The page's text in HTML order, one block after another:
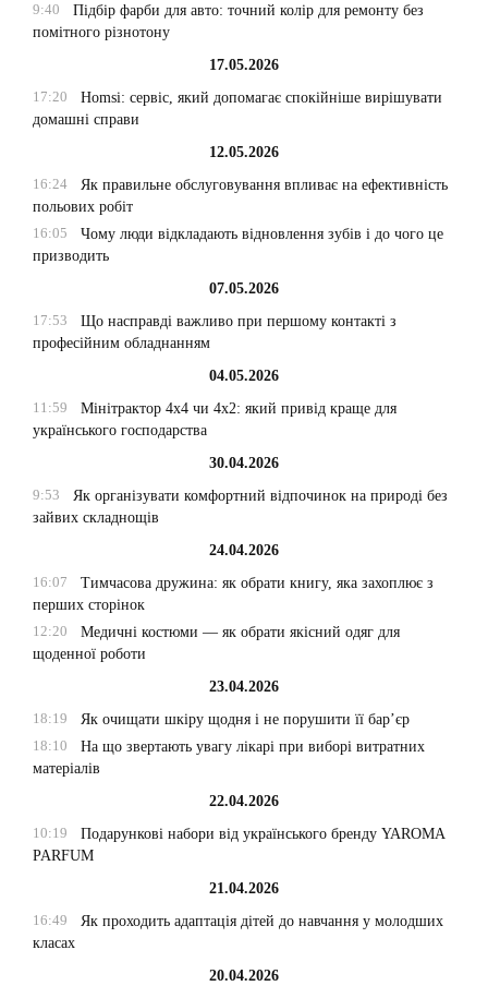
9:40
Підбір фарби для авто: точний колір для ремонту без
помітного різнотону
17.05.2026
17:20
Homsi: сервіс, який допомагає спокійніше вирішувати
домашні справи
12.05.2026
16:24
Як правильне обслуговування впливає на ефективність
польових робіт
16:05
Чому люди відкладають відновлення зубів і до чого це
призводить
07.05.2026
17:53
Що насправді важливо при першому контакті з
професійним обладнанням
04.05.2026
11:59
Мінітрактор 4х4 чи 4х2: який привід краще для
українського господарства
30.04.2026
9:53
Як організувати комфортний відпочинок на природі без
зайвих складнощів
24.04.2026
16:07
Тимчасова дружина: як обрати книгу, яка захоплює з
перших сторінок
12:20
Медичні костюми — як обрати якісний одяг для
щоденної роботи
23.04.2026
18:19
Як очищати шкіру щодня і не порушити її бар’єр
18:10
На що звертають увагу лікарі при виборі витратних
матеріалів
22.04.2026
10:19
Подарункові набори від українського бренду YAROMA
PARFUM
21.04.2026
16:49
Як проходить адаптація дітей до навчання у молодших
класах
20.04.2026